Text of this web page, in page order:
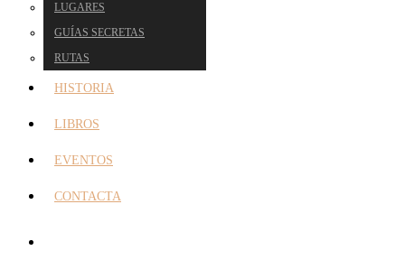
LUGARES
GUÍAS SECRETAS
RUTAS
HISTORIA
LIBROS
EVENTOS
CONTACTA